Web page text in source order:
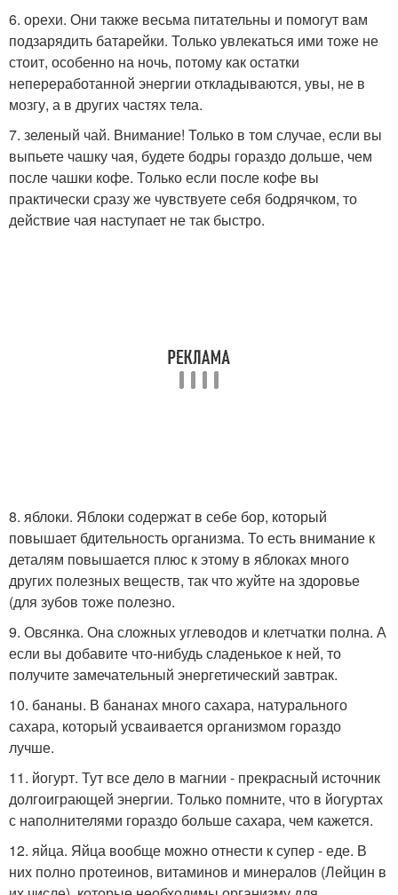
6. орехи. Они также весьма питательны и помогут вам
подзарядить батарейки. Только увлекаться ими тоже не
стоит, особенно на ночь, потому как остатки
непереработанной энергии откладываются, увы, не в
мозгу, а в других частях тела.
7. зеленый чай. Внимание! Только в том случае, если вы
выпьете чашку чая, будете бодры гораздо дольше, чем
после чашки кофе. Только если после кофе вы
практически сразу же чувствуете себя бодрячком, то
действие чая наступает не так быстро.
8. яблоки. Яблоки содержат в себе бор, который
повышает бдительность организма. То есть внимание к
деталям повышается плюс к этому в яблоках много
других полезных веществ, так что жуйте на здоровье
(для зубов тоже полезно.
9. Овсянка. Она сложных углеводов и клетчатки полна. А
если вы добавите что-нибудь сладенькое к ней, то
получите замечательный энергетический завтрак.
10. бананы. В бананах много сахара, натурального
сахара, который усваивается организмом гораздо
лучше.
11. йогурт. Тут все дело в магнии - прекрасный источник
долгоиграющей энергии. Только помните, что в йогуртах
с наполнителями гораздо больше сахара, чем кажется.
12. яйца. Яйца вообще можно отнести к супер - еде. В
них полно протеинов, витаминов и минералов (Лейцин в